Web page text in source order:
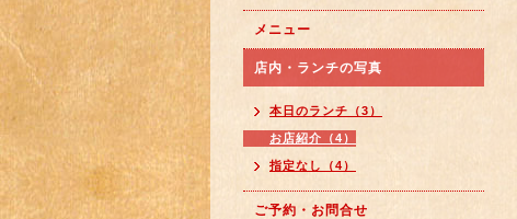
メニュー
店内・ランチの写真
本日のランチ（3）
お店紹介（4）
指定なし（4）
ご予約・お問合せ